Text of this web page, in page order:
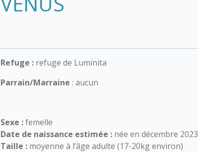
Refuge : refuge de Luminita
Parrain/Marraine : aucun
Sexe :femelle
Date de naissance estimée : née en décembre 2023
Taille : moyenne à l’âge adulte (17-20kg environ)